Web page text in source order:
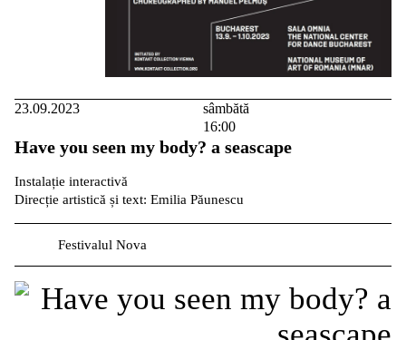
23.09.2023
sâmbătă
16:00
Have you seen my body? a seascape
Instalație interactivă
Direcție artistică și text: Emilia Păunescu
Festivalul Nova